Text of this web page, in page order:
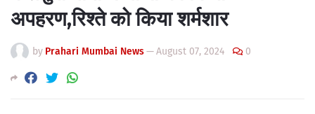
अपहरण,रिश्ते को किया शर्मशार
by Prahari Mumbai News—August 07, 2024 0